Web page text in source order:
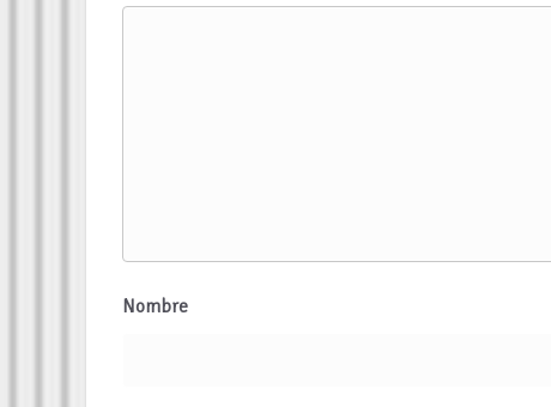
Nombre